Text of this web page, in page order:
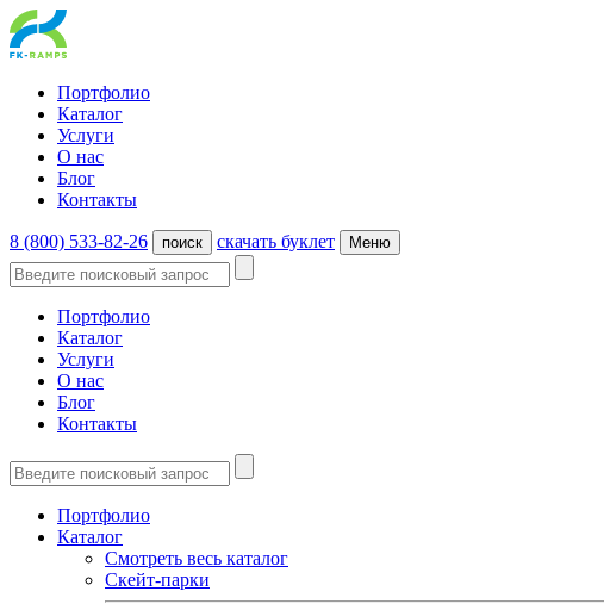
Портфолио
Каталог
Услуги
О нас
Блог
Контакты
8 (800) 533-82-26 поиск cкачать буклет Меню
Портфолио
Каталог
Услуги
О нас
Блог
Контакты
Портфолио
Каталог
Смотреть весь каталог
Скейт-парки